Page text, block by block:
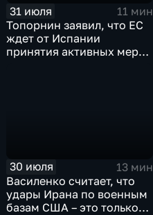
31 июля
11 мин
Топорнин заявил, что ЕС
ждет от Испании
принятия активных мер
30 июля
13 мин
Василенко считает, что
удары Ирана по военным
базам США – это только